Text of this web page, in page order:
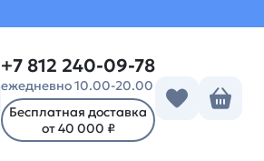
+7 812 240-09-78
ежедневно 10.00-20.00
Бесплатная доставка
от 40 000 ₽